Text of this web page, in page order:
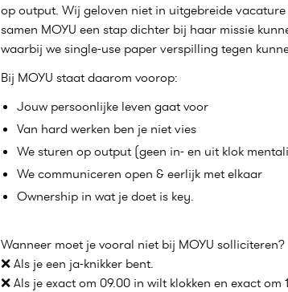
op output. Wij geloven niet in uitgebreide
samen MOYU een stap dichter bij haar missie
waarbij we single-use paper verspilling tegen
Bij MOYU staat daarom voorop:
Jouw persoonlijke leven gaat voor
Van hard werken ben je niet vies
We sturen op output (geen in- en uit klok
We communiceren open & eerlijk met elkaar
Ownership in wat je doet is key.
Wanneer moet je vooral niet bij MOYU solliciteren?
❌ Als je een ja-knikker bent.
❌ Als je exact om 09.00 in wilt klokken en exact om